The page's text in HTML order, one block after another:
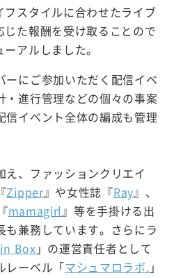
フスタイルに合わせたライブ
じた報酬を受け取ることので
アルしました。
ーにご参加いただく配信イベ
・進行管理などの個々の事案
信イベント全体の編成も管理
え、ファッションクリエイ
Zipper 』や女性誌『 Ray 』、
mamagirl 』等を手掛ける出
も兼務しています。さらにラ
Box 」の運営責任者として
レーベル「 マシュマロラボ.
」